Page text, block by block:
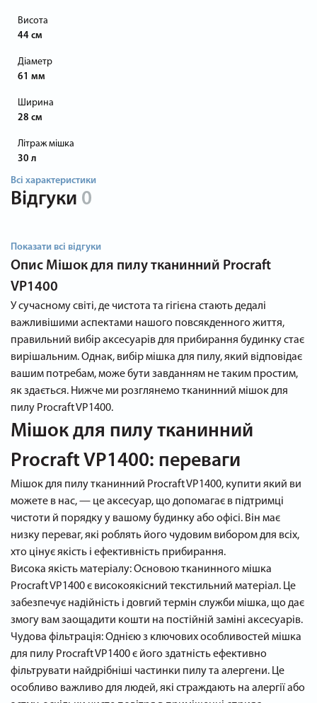
Висота
44 см
Діаметр
61 мм
Ширина
28 см
Літраж мішка
30 л
Всі характеристики
Відгуки 0
Показати всі відгуки
Опис Мішок для пилу тканинний Procraft
VP1400
У сучасному світі, де чистота та гігієна стають дедалі
важливішими аспектами нашого повсякденного життя,
правильний вибір аксесуарів для прибирання будинку стає
вирішальним. Однак, вибір мішка для пилу, який відповідає
вашим потребам, може бути завданням не таким простим,
як здається. Нижче ми розглянемо тканинний мішок для
пилу Procraft VP1400.
Мішок для пилу тканинний
Procraft VP1400: переваги
Мішок для пилу тканинний Procraft VP1400, купити який ви
можете в нас, — це аксесуар, що допомагає в підтримці
чистоти й порядку у вашому будинку або офісі. Він має
низку переваг, які роблять його чудовим вибором для всіх,
хто цінує якість і ефективність прибирання.
Висока якість матеріалу: Основою тканинного мішка
Procraft VP1400 є високоякісний текстильний матеріал. Це
забезпечує надійність і довгий термін служби мішка, що дає
змогу вам заощадити кошти на постійній заміні аксесуарів.
Чудова фільтрація: Однією з ключових особливостей мішка
для пилу Procraft VP1400 є його здатність ефективно
фільтрувати найдрібніші частинки пилу та алергени. Це
особливо важливо для людей, які страждають на алергії або